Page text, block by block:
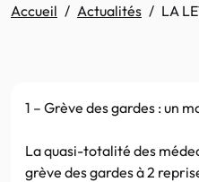
Accueil Actualités LA
1 – Grève des gardes : un
La quasi-totalité des
grève des gardes à 2